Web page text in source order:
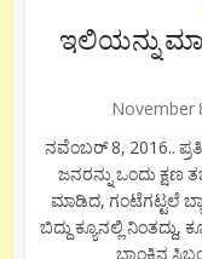
ಇಲಿಯನ್ನು
November
ನವೆಂಬರ್ 8, 2016..
ಜನರನ್ನು ಒಂದು ಕ್ಷಣ
ಮಾಡಿದ, ಗಂಟೆಗಟ್ಟಲೆ
ಬಿದ್ದು ಕ್ಯೂನಲ್ಲಿ‌
ಬ್ಯಾಂಕಿನ